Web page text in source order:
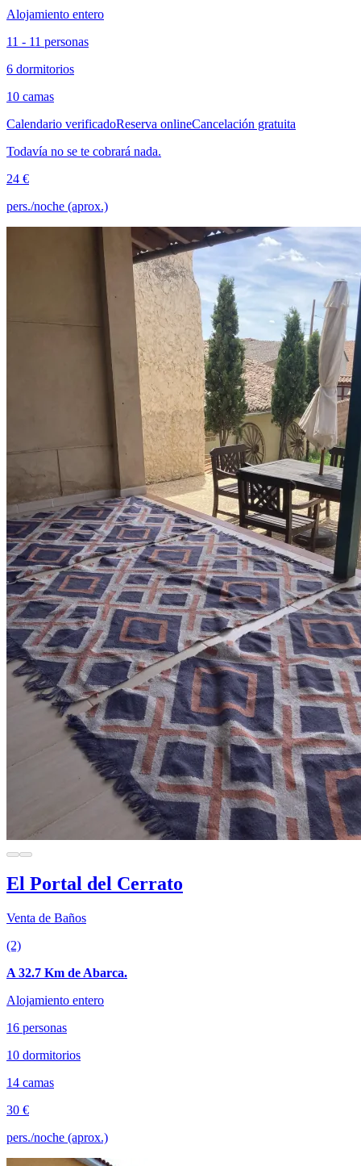
Alojamiento entero
11 - 11 personas
6 dormitorios
10 camas
Calendario verificadoReserva onlineCancelación gratuita
Todavía no se te cobrará nada.
24 €
pers./noche (aprox.)
El Portal del Cerrato
Venta de Baños
(2)
A 32.7 Km de Abarca.
Alojamiento entero
16 personas
10 dormitorios
14 camas
30 €
pers./noche (aprox.)